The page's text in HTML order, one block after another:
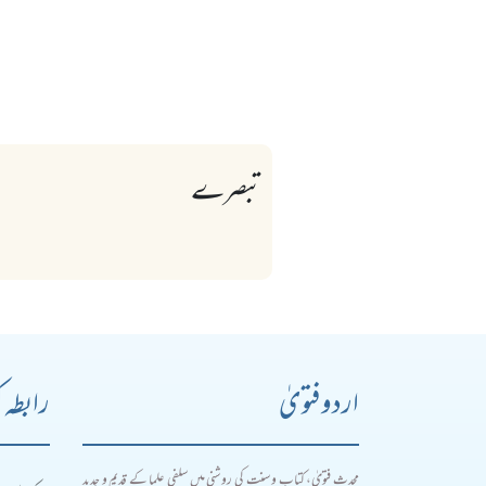
تبصرے
اردو فتویٰ